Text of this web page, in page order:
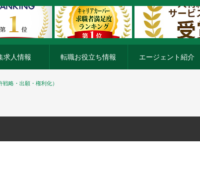
求人情報 転職お役立ち情報 エージェント紹介
略・出願・権利化）